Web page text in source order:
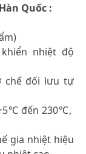
Quốc :
nhiệt độ
chế đối lưu tự
đến 230℃,
gia nhiệt hiệu